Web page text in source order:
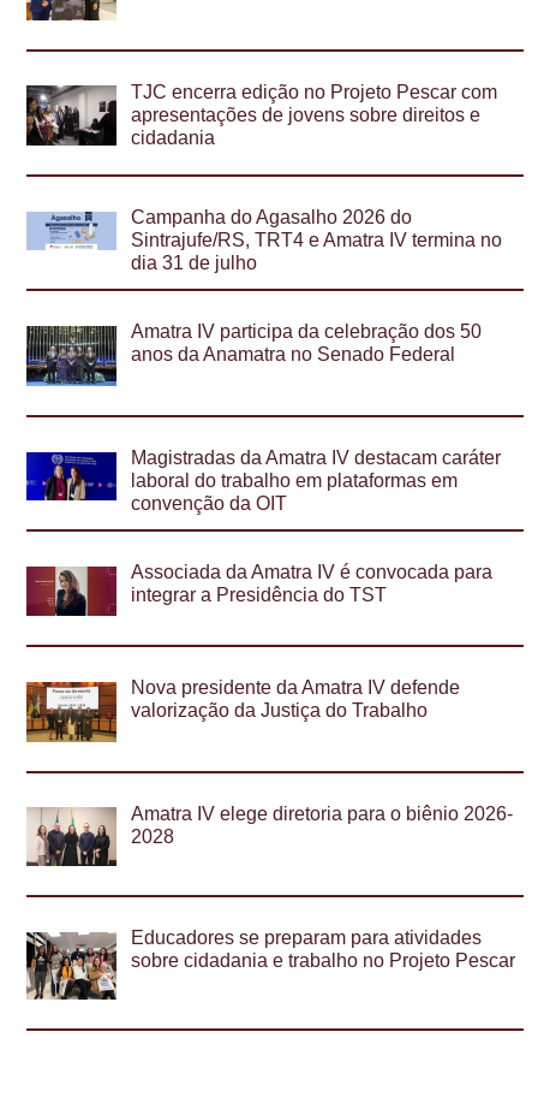
TJC encerra edição no Projeto Pescar com
apresentações de jovens sobre direitos e
cidadania
Campanha do Agasalho 2026 do
Sintrajufe/RS, TRT4 e Amatra IV termina no
dia 31 de julho
Amatra IV participa da celebração dos 50
anos da Anamatra no Senado Federal
Magistradas da Amatra IV destacam caráter
laboral do trabalho em plataformas em
convenção da OIT
Associada da Amatra IV é convocada para
integrar a Presidência do TST
Nova presidente da Amatra IV defende
valorização da Justiça do Trabalho
Amatra IV elege diretoria para o biênio 2026-
2028
Educadores se preparam para atividades
sobre cidadania e trabalho no Projeto Pescar